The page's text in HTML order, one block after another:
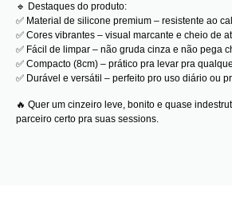
🔹 Destaques do produto:
✅ Material de silicone premium – resistente ao
✅ Cores vibrantes – visual marcante e cheio de
✅ Fácil de limpar – não gruda cinza e não pega
✅ Compacto (8cm) – prático pra levar pra
✅ Durável e versátil – perfeito pro uso diário ou
🔥 Quer um cinzeiro leve, bonito e quase
parceiro certo pra suas sessions.